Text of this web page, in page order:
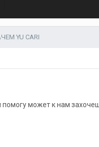
YU CARI
помогу может к нам